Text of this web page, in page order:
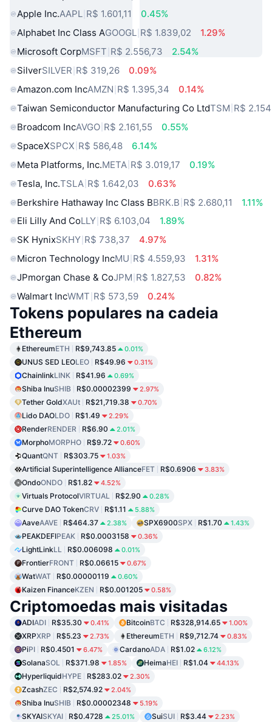
Apple Inc.AAPL R$ 1.601,11
0.45%
Alphabet Inc Class AGOOGL R$ 1.839,02
1.29%
Microsoft CorpMSFT R$ 2.556,73
2.54%
SilverSILVER R$ 319,26
0.09%
Amazon.com IncAMZN R$ 1.395,34
0.14%
Taiwan Semiconductor Manufacturing Co LtdTSM R$ 2.154
Broadcom IncAVGO R$ 2.161,55
0.55%
SpaceXSPCX R$ 586,48
6.14%
Meta Platforms, Inc.META R$ 3.019,17
0.19%
Tesla, Inc.TSLA R$ 1.642,03
0.63%
Berkshire Hathaway Inc Class BBRK.B R$ 2.680,11
1.11%
Eli Lilly And CoLLY R$ 6.103,04
1.89%
SK HynixSKHY R$ 738,37
4.97%
Micron Technology IncMU R$ 4.559,93
1.31%
JPmorgan Chase & CoJPM R$ 1.827,53
0.82%
Walmart IncWMT R$ 573,59 0.24%
Tokens populares na cadeia
Ethereum
EthereumETH R$9,743.85 0.01%
UNUS SED LEOLEO R$49.96 0.31%
ChainlinkLINK R$41.96 0.69%
Shiba InuSHIB R$0.00002399 2.97%
Tether GoldXAUt R$21,719.38 0.70%
Lido DAOLDO R$1.49 2.29%
RenderRENDER R$6.90 2.01%
MorphoMORPHO R$9.72 0.60%
QuantQNT R$303.75 1.03%
Artificial Superintelligence AllianceFET R$0.6906 3.83%
OndoONDO R$1.82 4.52%
Virtuals ProtocolVIRTUAL R$2.90 0.28%
Curve DAO TokenCRV R$1.11 5.88%
AaveAAVE R$464.37 2.38% SPX6900SPX R$1.70 1.43%
PEAKDEFIPEAK R$0.0003158 0.36%
LightLinkLL R$0.006098 0.01%
FrontierFRONT R$0.06615 0.67%
WatWAT R$0.00000119 0.60%
Kaizen FinanceKZEN R$0.001205 0.58%
Criptomoedas mais visitadas
ADIADI R$35.30 0.41% BitcoinBTC R$328,914.65 1.00%
XRPXRP R$5.23 2.73% EthereumETH R$9,712.74 0.83%
PiPI R$0.4501 6.47% CardanoADA R$1.02 6.12%
SolanaSOL R$371.98 1.85% HeimaHEI R$1.04 44.13%
HyperliquidHYPE R$283.02 2.30%
ZcashZEC R$2,574.92 2.04%
Shiba InuSHIB R$0.00002348 5.19%
SKYAISKYAI R$0.4728 25.01% SuiSUI R$3.44 2.23%